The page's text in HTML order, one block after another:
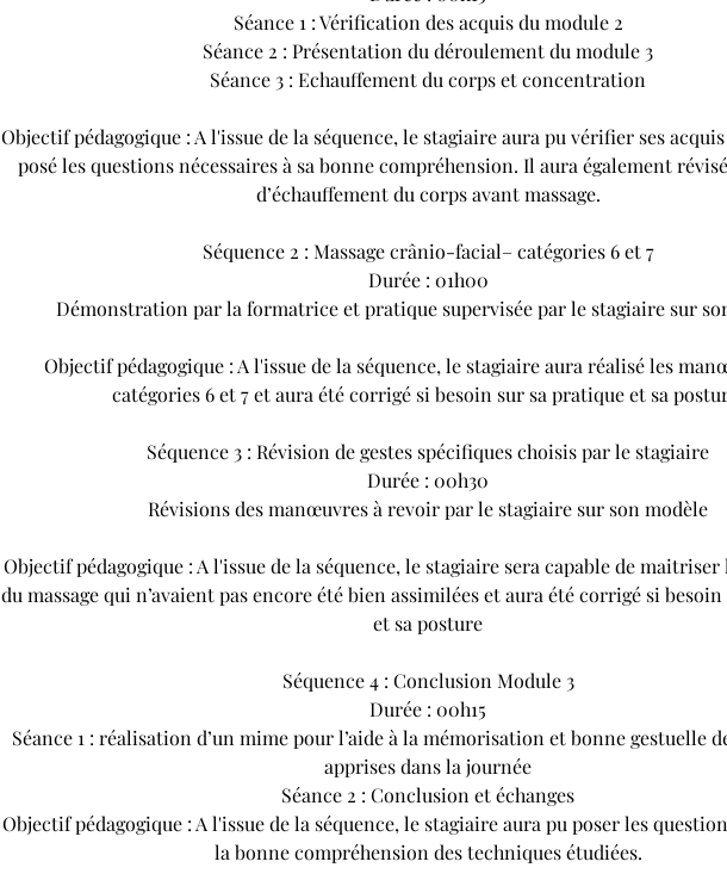
Séance 1 : Vérification des acquis du module 2
Séance 2 : Présentation du déroulement du module 3
Séance 3 : Echauffement du corps et concentration
Objectif pédagogique : A l'issue de la séquence, le stagiaire aura pu vérifier ses
posé les questions nécessaires à sa bonne compréhension. Il aura également
d’échauffement du corps avant massage.
Séquence 2 : Massage crânio-facial– catégories 6 et 7
Durée : 01h00
Démonstration par la formatrice et pratique supervisée par le stagiaire sur
Objectif pédagogique : A l'issue de la séquence, le stagiaire aura réalisé les
catégories 6 et 7 et aura été corrigé si besoin sur sa pratique et sa
Séquence 3 : Révision de gestes spécifiques choisis par le stagiaire
Durée : 00h30
Révisions des manœuvres à revoir par le stagiaire sur son modèle
Objectif pédagogique : A l'issue de la séquence, le stagiaire sera capable de
du massage qui n’avaient pas encore été bien assimilées et aura été corrigé si
et sa posture
Séquence 4 : Conclusion Module 3
Durée : 00h15
Séance 1 : réalisation d’un mime pour l’aide à la mémorisation et bonne gestuelle
apprises dans la journée
Séance 2 : Conclusion et échanges
Objectif pédagogique : A l'issue de la séquence, le stagiaire aura pu poser les